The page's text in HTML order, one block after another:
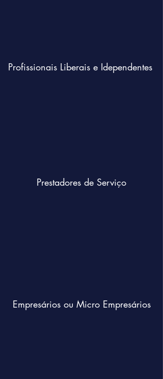
Profissionais Liberais e Idependentes
Prestadores de Serviço
Empresários ou Micro Empresários